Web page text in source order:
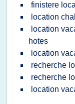
finistere
location
location
hotes
location
recherche
recherche
location